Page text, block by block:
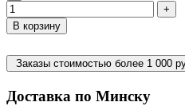
+
В корзину
Заказы стоимостью более 1 000
Доставка по Минску